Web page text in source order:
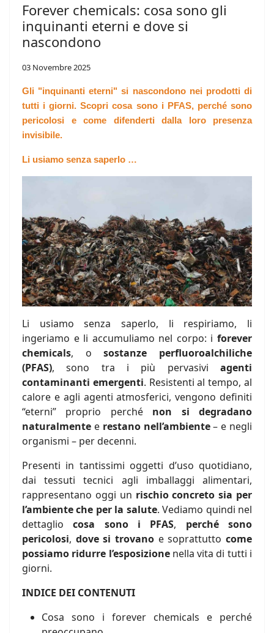
Forever chemicals: cosa sono gli
inquinanti eterni e dove si
nascondono
03 Novembre 2025
Gli "inquinanti eterni" si nascondono nei prodotti di
tutti i giorni. Scopri cosa sono i PFAS, perché sono
pericolosi e come difenderti dalla loro presenza
invisibile.
Li usiamo senza saperlo …
Li usiamo senza saperlo, li respiriamo, li
ingeriamo e li accumuliamo nel corpo: i forever
chemicals, osostanze perfluoroalchiliche
(PFAS), sono tra i più pervasivi agenti
contaminanti emergenti. Resistenti al tempo, al
calore e agli agenti atmosferici, vengono definiti
“eterni” proprio perché non si degradano
naturalmente e restano nell’ambiente– e negli
organismi – per decenni.
Presenti in tantissimi oggetti d’uso quotidiano,
dai tessuti tecnici agli imballaggi alimentari,
rappresentano oggi un rischio concreto sia per
l’ambiente che per la salute. Vediamo quindi nel
dettagliocosa sono i PFAS, perché sono
pericolosi, dove si trovano e soprattuttocome
possiamo ridurre l’esposizionenella vita di tutti i
giorni.
INDICE DEI CONTENUTI
Cosa sono i forever chemicals e perché